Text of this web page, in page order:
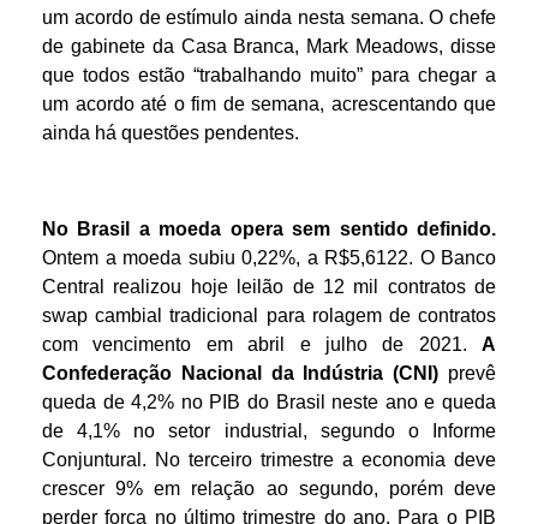
um acordo de estímulo ainda nesta semana. O chefe
de gabinete da Casa Branca, Mark Meadows, disse
que todos estão “trabalhando muito” para chegar a
um acordo até o fim de semana, acrescentando que
ainda há questões pendentes.
No Brasil a moeda opera sem sentido definido.
Ontem a moeda subiu 0,22%, a R$5,6122. O Banco
Central realizou hoje leilão de 12 mil contratos de
swap cambial tradicional para rolagem de contratos
com vencimento em abril e julho de 2021. A
Confederação Nacional da Indústria (CNI) prevê
queda de 4,2% no PIB do Brasil neste ano e queda
de 4,1% no setor industrial, segundo o Informe
Conjuntural. No terceiro trimestre a economia deve
crescer 9% em relação ao segundo, porém deve
perder força no último trimestre do ano. Para o PIB